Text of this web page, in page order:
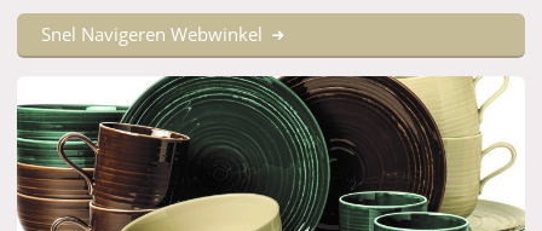
Snel Navigeren Webwinkel